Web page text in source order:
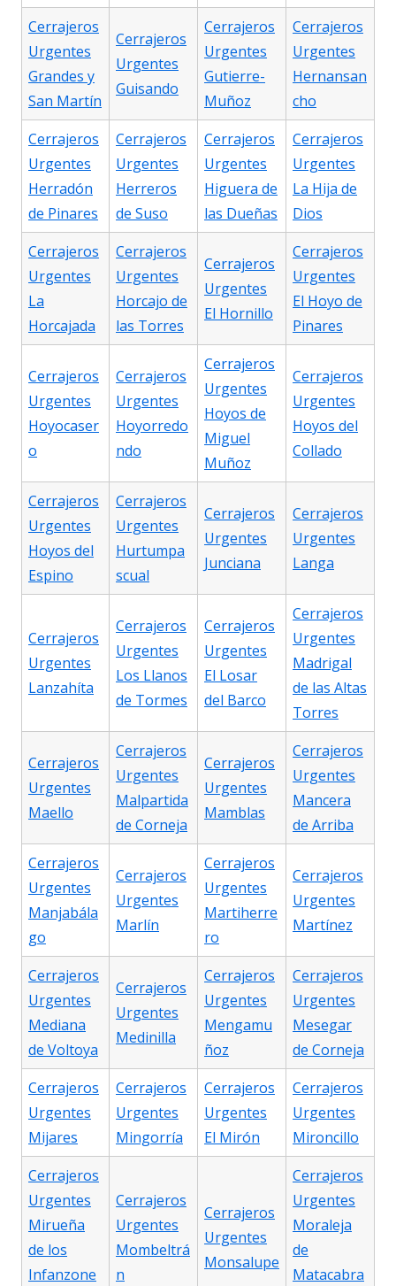
Cerrajeros
Urgentes
Grandes y
San Martín
Cerrajeros
Urgentes
Guisando
Cerrajeros
Urgentes
Gutierre-
Muñoz
Cerrajeros
Urgentes
Hernansan
cho
Cerrajeros
Urgentes
Herradón
de Pinares
Cerrajeros
Urgentes
Herreros
de Suso
Cerrajeros
Urgentes
Higuera de
las Dueñas
Cerrajeros
Urgentes
La Hija de
Dios
Cerrajeros
Urgentes
La
Horcajada
Cerrajeros
Urgentes
Horcajo de
las Torres
Cerrajeros
Urgentes
El Hornillo
Cerrajeros
Urgentes
El Hoyo de
Pinares
Cerrajeros
Urgentes
Hoyocaser
o
Cerrajeros
Urgentes
Hoyorredo
ndo
Cerrajeros
Urgentes
Hoyos de
Miguel
Muñoz
Cerrajeros
Urgentes
Hoyos del
Collado
Cerrajeros
Urgentes
Hoyos del
Espino
Cerrajeros
Urgentes
Hurtumpa
scual
Cerrajeros
Urgentes
Junciana
Cerrajeros
Urgentes
Langa
Cerrajeros
Urgentes
Lanzahíta
Cerrajeros
Urgentes
Los Llanos
de Tormes
Cerrajeros
Urgentes
El Losar
del Barco
Cerrajeros
Urgentes
Madrigal
de las Altas
Torres
Cerrajeros
Urgentes
Maello
Cerrajeros
Urgentes
Malpartida
de Corneja
Cerrajeros
Urgentes
Mamblas
Cerrajeros
Urgentes
Mancera
de Arriba
Cerrajeros
Urgentes
Manjabála
go
Cerrajeros
Urgentes
Marlín
Cerrajeros
Urgentes
Martiherre
ro
Cerrajeros
Urgentes
Martínez
Cerrajeros
Urgentes
Mediana
de Voltoya
Cerrajeros
Urgentes
Medinilla
Cerrajeros
Urgentes
Mengamu
ñoz
Cerrajeros
Urgentes
Mesegar
de Corneja
Cerrajeros
Urgentes
Mijares
Cerrajeros
Urgentes
Mingorría
Cerrajeros
Urgentes
El Mirón
Cerrajeros
Urgentes
Mironcillo
Cerrajeros
Urgentes
Mirueña
de los
Infanzone
Cerrajeros
Urgentes
Mombeltrá
n
Cerrajeros
Urgentes
Monsalupe
Cerrajeros
Urgentes
Moraleja
de
Matacabra